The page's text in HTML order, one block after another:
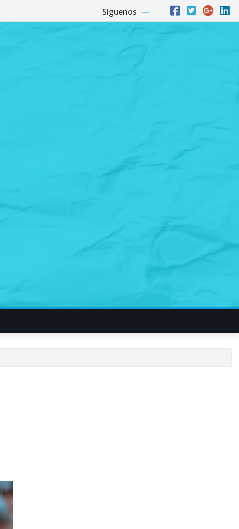
Síguenos